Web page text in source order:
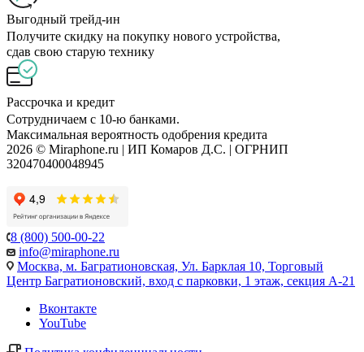
Выгодный трейд-ин
Получите скидку на покупку нового устройства,
сдав свою старую технику
Рассрочка и кредит
Сотрудничаем с 10-ю банками.
Максимальная вероятность одобрения кредита
2026 © Miraphone.ru | ИП Комаров Д.С. | ОГРНИП
320470400048945
8 (800) 500-00-22
info@miraphone.ru
Москва, м. Багратионовская, Ул. Барклая 10, Торговый
Центр Багратионовский, вход с парковки, 1 этаж, секция А-21
Вконтакте
YouTube